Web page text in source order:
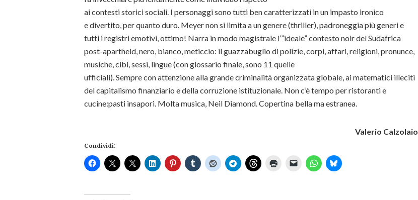
ai contesti storici sociali. I personaggi sono tutti ben caratterizzati in un impasto ironico
e divertito, per quanto duro. Meyer non si limita a un genere (thriller), padroneggia più generi e
tutti i registri emotivi, ottimo! Narra in modo magistrale l’”ideale” contesto noir del Sudafrica
post-apartheid, nero, bianco, meticcio: il guazzabuglio di polizie, corpi, affari, religioni, pronunce,
musiche, cibi, sessi, lingue (con glossario finale, sono 11 quelle
ufficiali). Sempre con attenzione alla grande criminalità organizzata globale, ai matematici illeciti
del capitalismo finanziario e della corruzione istituzionale. Non c’è tempo per ristoranti e
cucine:pasti insapori. Molta musica, Neil Diamond. Copertina bella ma estranea.
Valerio Calzolaio
Condividi: